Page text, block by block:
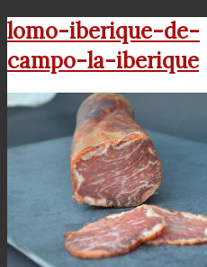
lomo-iberique-de-
campo-la-iberique